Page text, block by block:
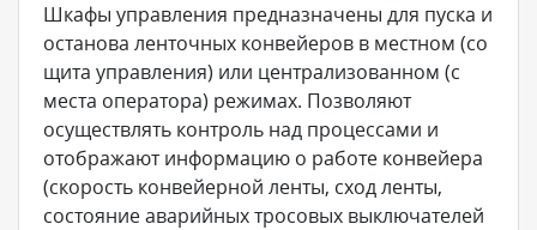
Шкафы управления предназначены для пуска и
останова ленточных конвейеров в местном (со
щита управления) или централизованном (с
места оператора) режимах. Позволяют
осуществлять контроль над процессами и
отображают информацию о работе конвейера
(скорость конвейерной ленты, сход ленты,
состояние аварийных тросовых выключателей